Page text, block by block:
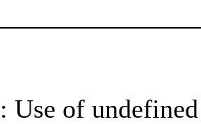
: Use of